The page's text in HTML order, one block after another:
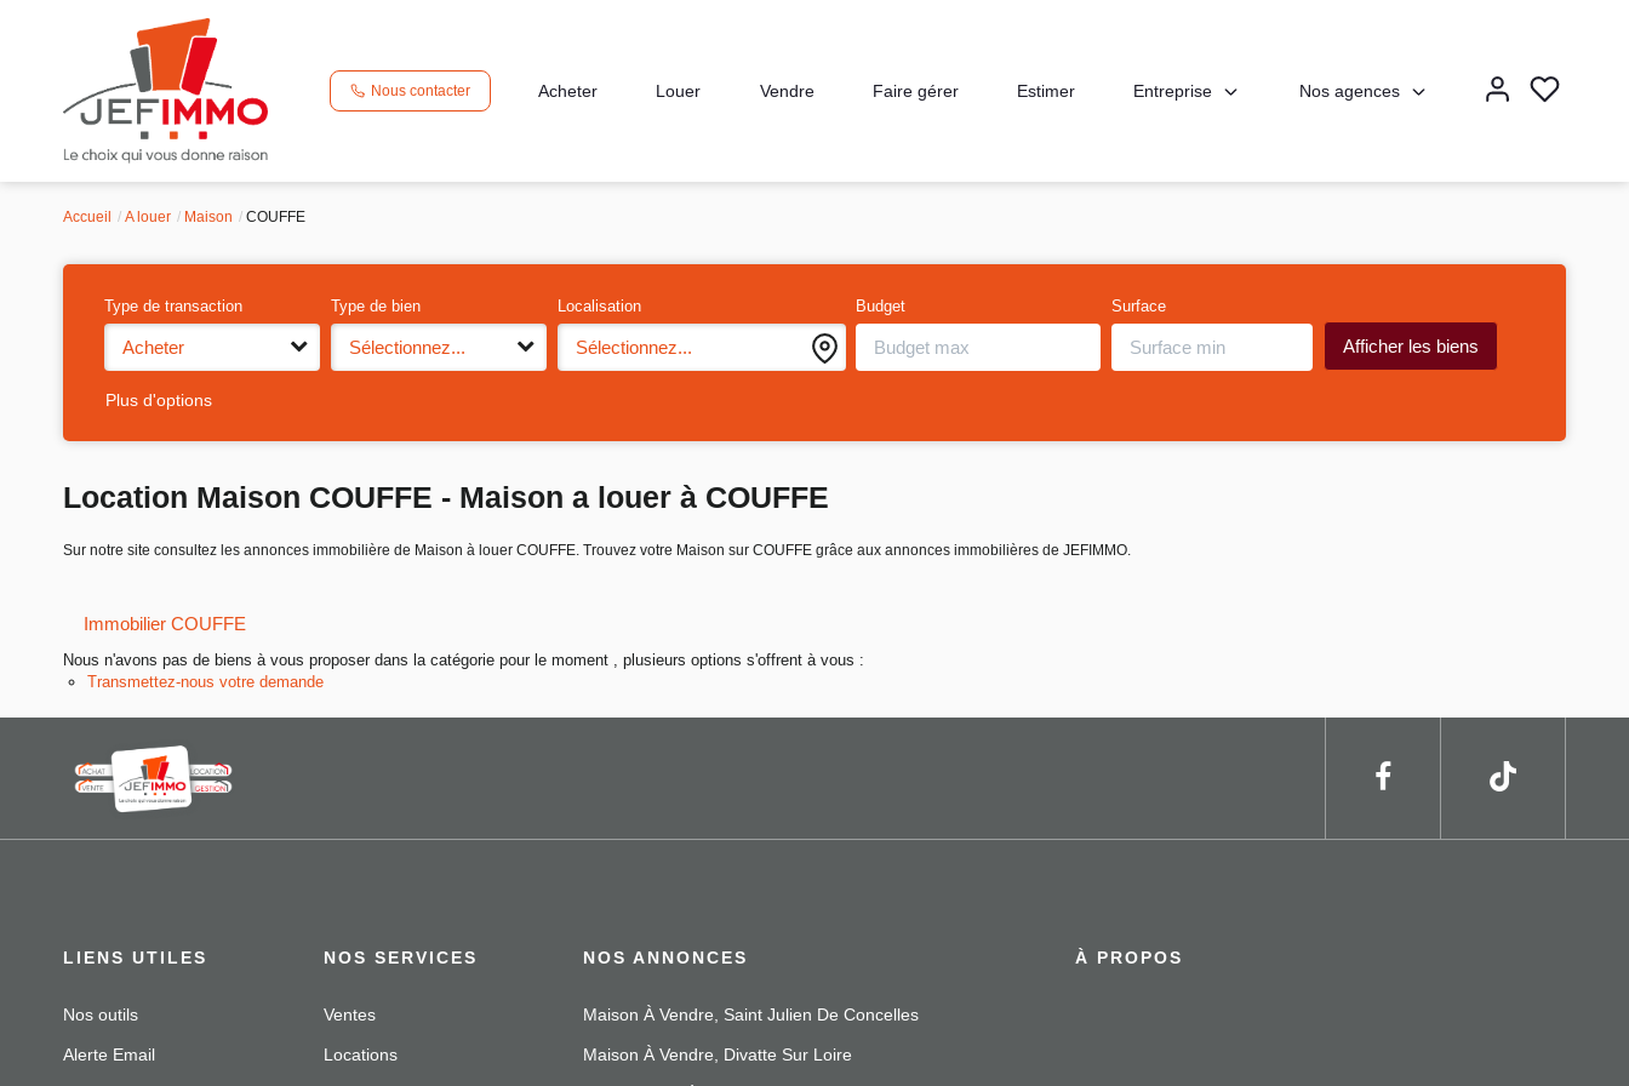
Nous contacter Acheter Louer Vendre Faire gérer Estimer Entreprise Nos agences
Accueil A louer Maison COUFFE
Type de transaction
Acheter
Type de bien
Sélectionnez...
Localisation
Sélectionnez...
Budget Surface
Plus d'options
Location Maison COUFFE - Maison a louer à COUFFE
Sur notre site consultez les annonces immobilière de Maison à louer COUFFE. Trouvez votre Maison sur COUFFE grâce aux annonces immobilières de JEFIMMO.
Immobilier COUFFE
Nous n'avons pas de biens à vous proposer dans la catégorie pour le moment , plusieurs options s'offrent à vous :
Transmettez-nous votre demande
LIENS UTILES
Nos outils
Alerte Email
NOS SERVICES
Ventes
Locations
NOS ANNONCES
Maison À Vendre, Saint Julien De Concelles
Maison À Vendre, Divatte Sur Loire
À PROPOS